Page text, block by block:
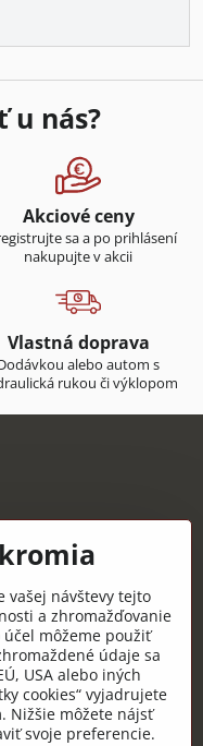
u nás?
Akciové ceny
sa a po prihlásení
nakupujte v akcii
Vlastná doprava
alebo autom s
rukou či výklopom
vašej návštevy tejto
a zhromažďovanie
môžeme použiť
údaje sa
USA alebo iných
cookies“ vyjadrujete
Nižšie môžete nájsť
svoje preferencie.